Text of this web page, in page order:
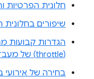
חלונית הפרטיות
שיפורים בחלונית
הגדרות קבועות
(throttle) של מעבד (CPU) שעברו כיול
בחירה של אירועי